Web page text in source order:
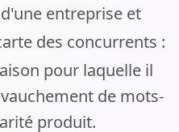
entreprise et
des concurrents :
pour laquelle il
de mots-
produit.